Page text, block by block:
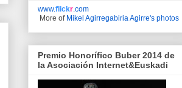
www.flickr .com
More of Mikel Agirregabiria Agirre's photos
Premio Honorífico Buber 2014 de
la Asociación Internet&Euskadi